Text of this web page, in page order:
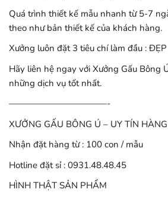
Quá trình thiết kế mẫu nhanh từ 5-7
theo như bản thiết kế của khách hàng.
Xưởng luôn đặt 3 tiêu chí làm đầu :
Hãy liên hệ ngay với Xưởng Gấu Bông
những dịch vụ tốt nhất.
———————————-
XƯỞNG GẤU BÔNG Ú – UY TÍN
Nhận đặt hàng từ : 100 con / mẫu
Hotline đặt sỉ : 0931.48.48.45
HÌNH THẬT SẢN PHẨM